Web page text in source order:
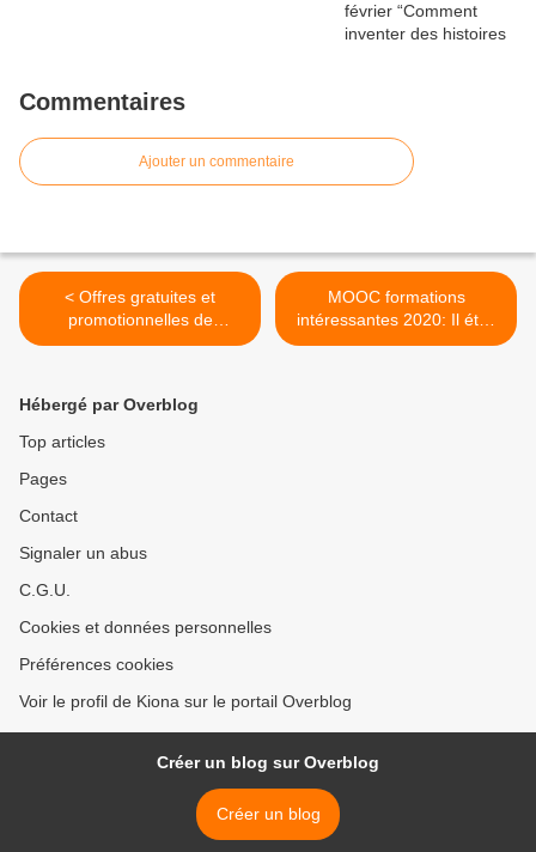
Commentaires
Ajouter un commentaire
< Offres gratuites et
promotionnelles de
TétraLire
MOOC formations
intéressantes 2020: Il était
une fois la littérature
Hébergé par Overblog
Top articles
Pages
Contact
Signaler un abus
C.G.U.
Cookies et données personnelles
Préférences cookies
Voir le profil de Kiona sur le portail Overblog
Créer un blog sur Overblog
Créer un blog